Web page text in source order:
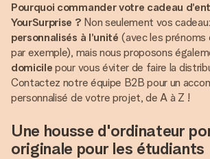
Pourquoi commander votre cadeau
YourSurprise ? Non seulement vos
personnalisés à l’unité (avec les prénoms
par exemple), mais nous proposons
domicile pour vous éviter de faire la
Contactez notre équipe B2B pour un
personnalisé de votre projet, de A à Z !
Une housse d'ordinateur
originale pour les étudiants